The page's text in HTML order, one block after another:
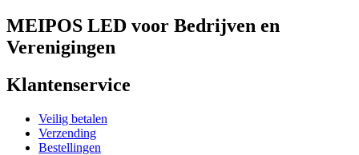
MEIPOS LED voor Bedrijven en
Verenigingen
Klantenservice
Veilig betalen
Verzending
Bestellingen